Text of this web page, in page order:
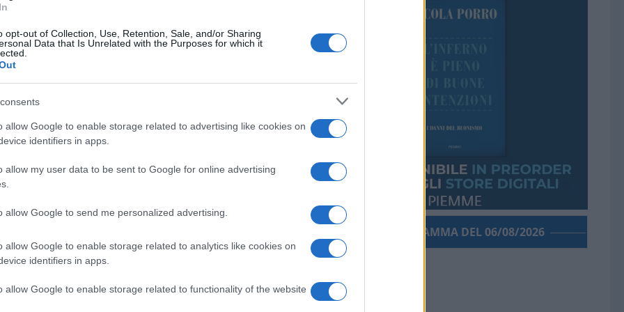
opt-out of Collection, Use, Retention, Sale, and/or Sharing
Data that Is Unrelated with the Purposes for which it
allow Google to enable storage related to advertising like cookies on
identifiers in apps.
allow my user data to be sent to Google for online advertising
allow Google to send me personalized advertising.
allow Google to enable storage related to analytics like cookies on
identifiers in apps.
allow Google to enable storage related to functionality of the website
riporteremo i residenti del nord nelle
Netanyahu
gli Usa è palpabile
del primo ministro di Tel Aviv.
di 21 giorni delle ostilità, sostenuta
mancano le recriminazioni da parte di
accettato il cessate il fuoco ma
le postazioni di Hezbollah.
strategici israeliano, Ron Dermer,
Uniti per un cessate il fuoco che
anche il via libera di Netayahu, che
ricostruzione fornita da Channel 12, il
Jake Sullivan
, si sarebbe mosso in prima
PORROGRAMMA DEL 06/08/2026